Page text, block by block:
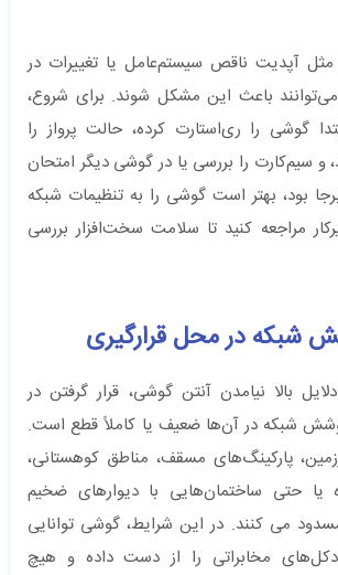
مثل آپدیت ناقص سیستم‌عامل یا تغییرات در
باعث این مشکل شوند. برای شروع،
گوشی را ری‌استارت کرده، حالت پرواز را
سیم‌کارت را بررسی یا در گوشی دیگر امتحان
بود، بهتر است گوشی را به تنظیمات شبکه
مراجعه کنید تا سلامت سخت‌افزار بررسی
شبکه در محل قرارگیری
بالا نیامدن آنتن گوشی، قرار گرفتن در
شبکه در آن‌ها ضعیف یا کاملاً قطع است.
پارکینگ‌های مسقف، مناطق کوهستانی،
یا حتی ساختمان‌هایی با دیوارهای ضخیم
می کنند. در این شرایط، گوشی توانایی
دکل‌های مخابراتی را از دست داده و هیچ